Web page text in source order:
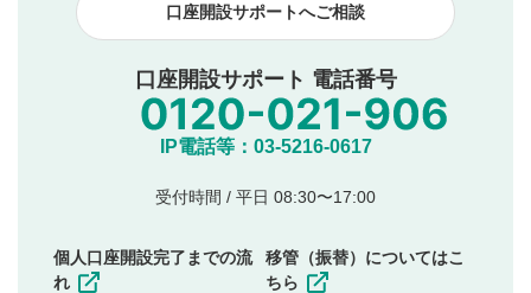
本動画コンテンツとは無関係の内容の投稿
他者への誹謗中傷や差別的表現投稿
公序良俗に反する内容の投稿
氏名、住所、電話番号など個人を特定できる情報の
他のサイトへの誘導や営利目的、広告・宣伝を目
他者の権利（商標、著作権、その他の知的財産
その他当社が不適切と判断した投稿
口座開設サポートへご相談
口座開設サポート 電話番号
IP電話等：03-5216-0617
受付時間 / 平日 08:30〜17:00
個人口座開設完了までの流
れ
移管（振替）についてはこ
ちら